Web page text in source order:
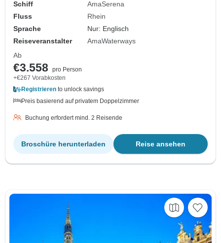
Schiff
AmaSerena
Fluss
Rhein
Sprache
Nur: Englisch
Reiseveranstalter
AmaWaterways
Ab
€3.558
pro Person
+€267 Vorabkosten
Registrieren to unlock savings
Preis basierend auf privatem Doppelzimmer
Buchung erfordert mind. 2 Reisende
Reise ansehen
Broschüre herunterladen